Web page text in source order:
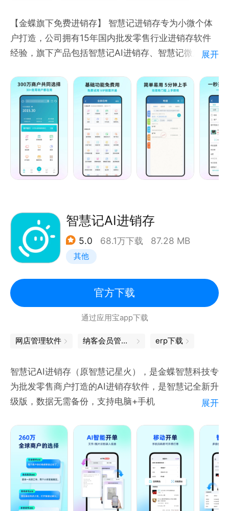
若您喜欢秦丝进销存，请花一点时间给我们评论。在使
用中有任何问题和意见均可通过以下方式反馈:客服热
线: 4001845682
【金蝶旗下免费进销存】 智慧记进销存专为小微个体
户打造，公司拥有15年国内批发零售行业进销存软件
经验，旗下产品包括智慧记AI进销存、智慧记微店、智
记硬件设备等，已成为30+细分行业、117个国家与地
区、300万批零商户的共同选择。
【核心功能】 销售开单、库存管理、订单管理、客户
管理、供应商管理、对账管理、资金管理、报表统计
等。
【功能亮点】
1.销售管理：支持一秒开单、一键入库、扫码收银和高
库存盘点。
3.客户管理：记录客户信息、设置价格等级、自动对账
和微信分享。
4.经营报表：提供销售统计、库存统计和更多分析报
5.更多功能：包括数据云同步、门店收银系统、微信会
员卡和智慧记微店。
【适用对象】 适用对象包括批发、零售、批零兼营业
务的个体户，覆盖五金建材、食品饮料、家居装饰、数
内电信级IDC机房数据存储 3.全球CSA云安全联盟成
员认证
展开
智慧记AI进销存
5.0 68.1万下载 87.28 MB
其他
官方下载
通过应用宝app下载
网店管理软件 纳客会员管理软件 erp下载
智慧记AI进销存（原智慧记星火），是金蝶智慧科技专
为批发零售商户打造的AI进销存软件，是智慧记全新升
级版，数据无需备份，支持电脑+手机
别开单、1秒极速开单、商品精细化管理、多店多仓与
调拨、内置9大生意经营报表和AI生意助手，帮助小微
个体商户高效进行销售管理、商品管理、资金管理、进
货/库存管理、业务分析、客户/供应商管理，15年进销
存软件行业经验，简单好用易上手，5分钟上手，一对
一专业客服指导，现已覆盖154个国家与地区，成为
展开